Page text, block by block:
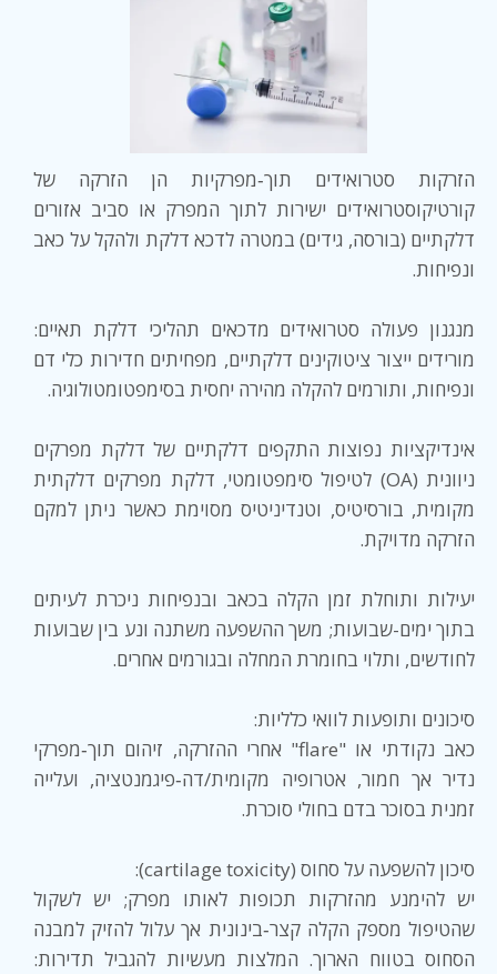
הזרקות סטרואידים תוך‑מפרקיות הן הזרקה של
קורטיקוסטרואידים ישירות לתוך המפרק או סביב אזורים
דלקתיים (בורסה, גידים) במטרה לדכא דלקת ולהקל על כאב
ונפיחות.
מנגנון פעולה סטרואידים מדכאים תהליכי דלקת תאיים:
מורידים ייצור ציטוקינים דלקתיים, מפחיתים חדירות כלי דם
ונפיחות, ותורמים להקלה מהירה יחסית בסימפטומטולוגיה.
אינדיקציות נפוצות התקפים דלקתיים של דלקת מפרקים
ניוונית (OA) לטיפול סימפטומטי, דלקת מפרקים דלקתית
מקומית, בורסיטיס, וטנדיניטיס מסוימת כאשר ניתן למקם
הזרקה מדויקת.
יעילות ותוחלת זמן הקלה בכאב ובנפיחות ניכרת לעיתים
בתוך ימים-שבועות; משך ההשפעה משתנה ונע בין שבועות
לחודשים, ותלוי בחומרת המחלה ובגורמים אחרים.
סיכונים ותופעות לוואי כלליות:
כאב נקודתי או "flare" אחרי ההזרקה, זיהום תוך‑מפרקי
נדיר אך חמור, אטרופיה מקומית/דה‑פיגמנטציה, ועלייה
זמנית בסוכר בדם בחולי סוכרת.
סיכון להשפעה על סחוס (cartilage toxicity):
יש להימנע מהזרקות תכופות לאותו מפרק; יש לשקול
שהטיפול מספק הקלה קצר‑בינונית אך עלול להזיק למבנה
הסחוס בטווח הארוך. המלצות מעשיות להגביל תדירות: